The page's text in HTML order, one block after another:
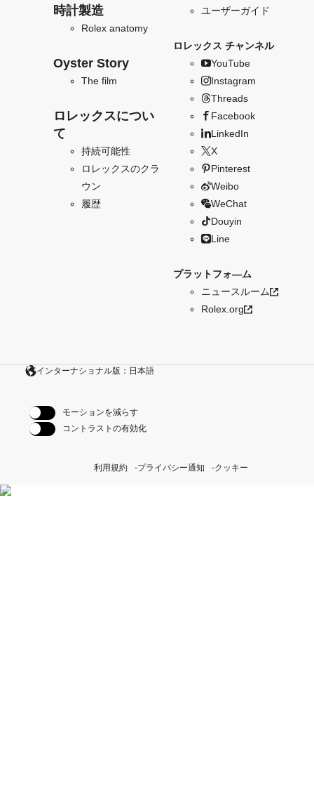
時計製造
Rolex anatomy
Oyster Story
The film
ロレックスについ
て
持続可能性
ロレックスのクラ
ウン
履歴
ユーザーガイド
ロレックス チャンネル
YouTube
Instagram
Threads
Facebook
LinkedIn
X
Pinterest
Weibo
WeChat
Douyin
Line
プラットフォ―ム
ニュースルーム
Rolex.org
インターナショナル版：日本語
モーションを減らす
コントラストの有効化
利用規約 プライバシー通知 クッキー